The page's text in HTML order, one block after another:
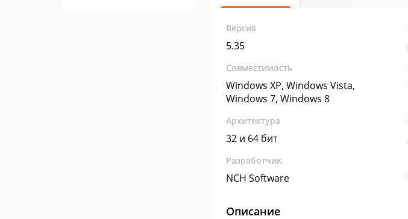
Версия
5.35
Совместимость
Windows XP, Windows Vista,
Windows 7, Windows 8
Архитектура
32 и 64 бит
Разработчик
NCH Software
Описание